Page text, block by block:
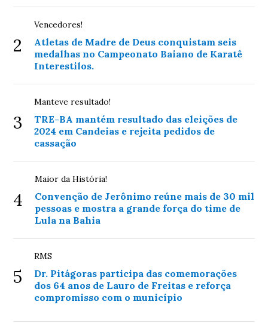
2
Vencedores!
Atletas de Madre de Deus conquistam seis
medalhas no Campeonato Baiano de Karatê
Interestilos.
3
Manteve resultado!
TRE-BA mantém resultado das eleições de
2024 em Candeias e rejeita pedidos de
cassação
4
Maior da História!
Convenção de Jerônimo reúne mais de 30 mil
pessoas e mostra a grande força do time de
Lula na Bahia
5
RMS
Dr. Pitágoras participa das comemorações
dos 64 anos de Lauro de Freitas e reforça
compromisso com o município